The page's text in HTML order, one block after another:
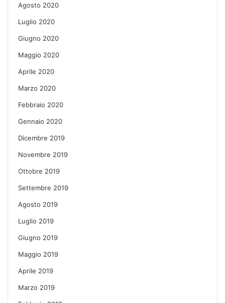
Agosto 2020
Luglio 2020
Giugno 2020
Maggio 2020
Aprile 2020
Marzo 2020
Febbraio 2020
Gennaio 2020
Dicembre 2019
Novembre 2019
Ottobre 2019
Settembre 2019
Agosto 2019
Luglio 2019
Giugno 2019
Maggio 2019
Aprile 2019
Marzo 2019